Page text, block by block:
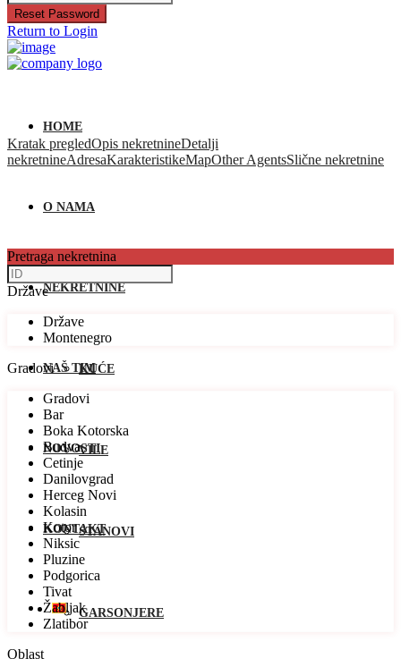
Reset Password
Return to Login
HOME
O NAMA
NEKRETNINE
KUĆE
VILE
STANOVI
GARSONJERE
NAŠ TIM
NOVOSTI
KONTAKT
Kratak pregledOpis nekretnineDetalji
nekretnineAdresaKarakteristikeMapOther AgentsSlične nekretnine
Pretraga nekretnina
Države
Države
Montenegro
Gradovi
Gradovi
Bar
Boka Kotorska
Budva
Cetinje
Danilovgrad
Herceg Novi
Kolasin
Kotor
Niksic
Pluzine
Podgorica
Tivat
Žabljak
Zlatibor
Oblast